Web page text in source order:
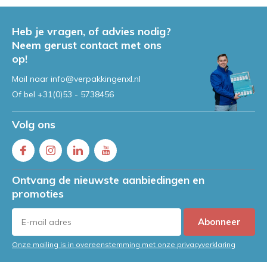
Heb je vragen, of advies nodig?
Neem gerust contact met ons
op!
Mail naar info@verpakkingenxl.nl
Of bel +31(0)53 - 5738456
Volg ons
Ontvang de nieuwste aanbiedingen en
promoties
Abonneer
Onze mailing is in overeenstemming met onze privacyverklaring